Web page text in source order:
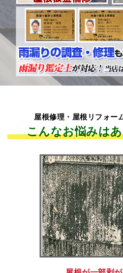
屋根修理・屋根リフォー
こんなお悩みは